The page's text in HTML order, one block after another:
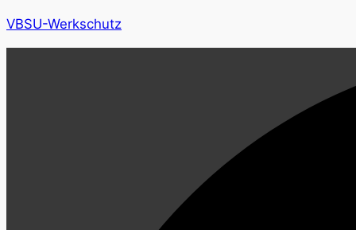
VBSU-Werkschutz